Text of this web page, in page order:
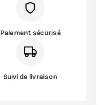
Paiement sécurisé
Suivi de livraison